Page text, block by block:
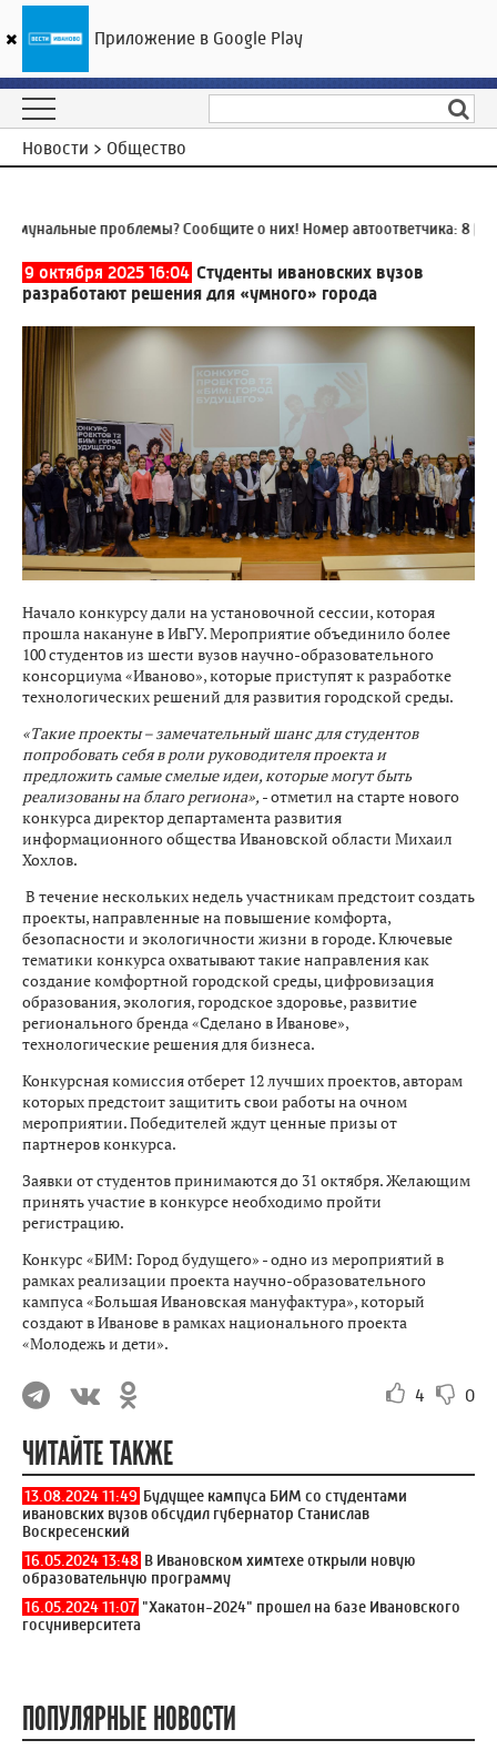
ГТРК «Ивтелерадио»
Новости > Общество
проблемы? Сообщите о них! Номер автоответчика:8
9 октября 2025 16:04 Студенты ивановских вузов
разработают решения для «умного» города
Начало конкурсу дали на установочной сессии, которая
прошла накануне в ИвГУ. Мероприятие объединило более
100 студентов из шести вузов научно-образовательного
консорциума «Иваново», которые приступят к разработке
технологических решений для развития городской среды.
«Такие проекты – замечательный шанс для студентов
попробовать себя в роли руководителя проекта и
предложить самые смелые идеи, которые могут быть
реализованы на благо региона», - отметил на старте нового
конкурса директор департамента развития
информационного общества Ивановской области Михаил
Хохлов.
В течение нескольких недель участникам предстоит создать
проекты, направленные на повышение комфорта,
безопасности и экологичности жизни в городе. Ключевые
тематики конкурса охватывают такие направления как
создание комфортной городской среды, цифровизация
образования, экология, городское здоровье, развитие
регионального бренда «Сделано в Иванове»,
технологические решения для бизнеса.
Конкурсная комиссия отберет 12 лучших проектов, авторам
которых предстоит защитить свои работы на очном
мероприятии. Победителей ждут ценные призы от
партнеров конкурса.
Заявки от студентов принимаются до 31 октября. Желающим
принять участие в конкурсе необходимо пройти
регистрацию.
Конкурс «БИМ: Город будущего» - одно из мероприятий в
рамках реализации проекта научно-образовательного
кампуса «Большая Ивановская мануфактура», который
создают в Иванове в рамках национального проекта
«Молодежь и дети».
4 0
ЧИТАЙТЕ ТАКЖЕ
13.08.2024 11:49 Будущее кампуса БИМ со студентами
ивановских вузов обсудил губернатор Станислав
Воскресенский
16.05.2024 13:48 В Ивановском химтехе открыли новую
образовательную программу
16.05.2024 11:07 "Хакатон-2024" прошел на базе Ивановского
госуниверситета
ПОПУЛЯРНЫЕ НОВОСТИ
Приложение в Google Play